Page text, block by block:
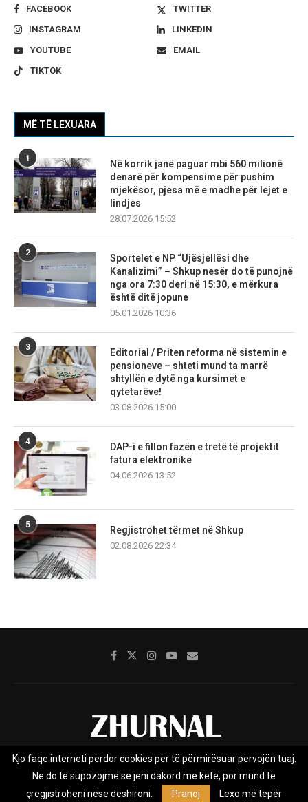
FACEBOOK
TWITTER
INSTAGRAM
LINKEDIN
YOUTUBE
EMAIL
TIKTOK
MË TË LEXUARA
1
Në korrik janë paguar mbi 560 milionë
denarë për kompensime për pushim
mjekësor, pjesa më e madhe për lejet e
lindjes
28.07.2026 15:52
2
Sportelet e NP “Ujësjellësi dhe
Kanalizimi” – Shkup nesër do të punojnë
nga ora 7:30 deri në 15:30, e mërkura
është ditë jopune
05.01.2026 10:36
3
Editorial / Priten reforma në sistemin e
pensioneve – shteti mund ta marrë
shtyllën e dytë nga kursimet e
qytetarëve!
03.08.2026 15:00
4
DAP-i e fillon fazën e tretë të projektit
fatura elektronike
04.06.2026 13:52
5
Regjistrohet tërmet në Shkup
02.08.2026 22:34
Rreth nesh Impresumi Marketing
Privacy Policy
Kjo faqe interneti përdor cookies për të përmirësuar përvojën tuaj.
Ne do të supozojmë se jeni dakord me këtë, por mund të
çregjistroheni nëse dëshironi.
Pranoj Lexo më tepër